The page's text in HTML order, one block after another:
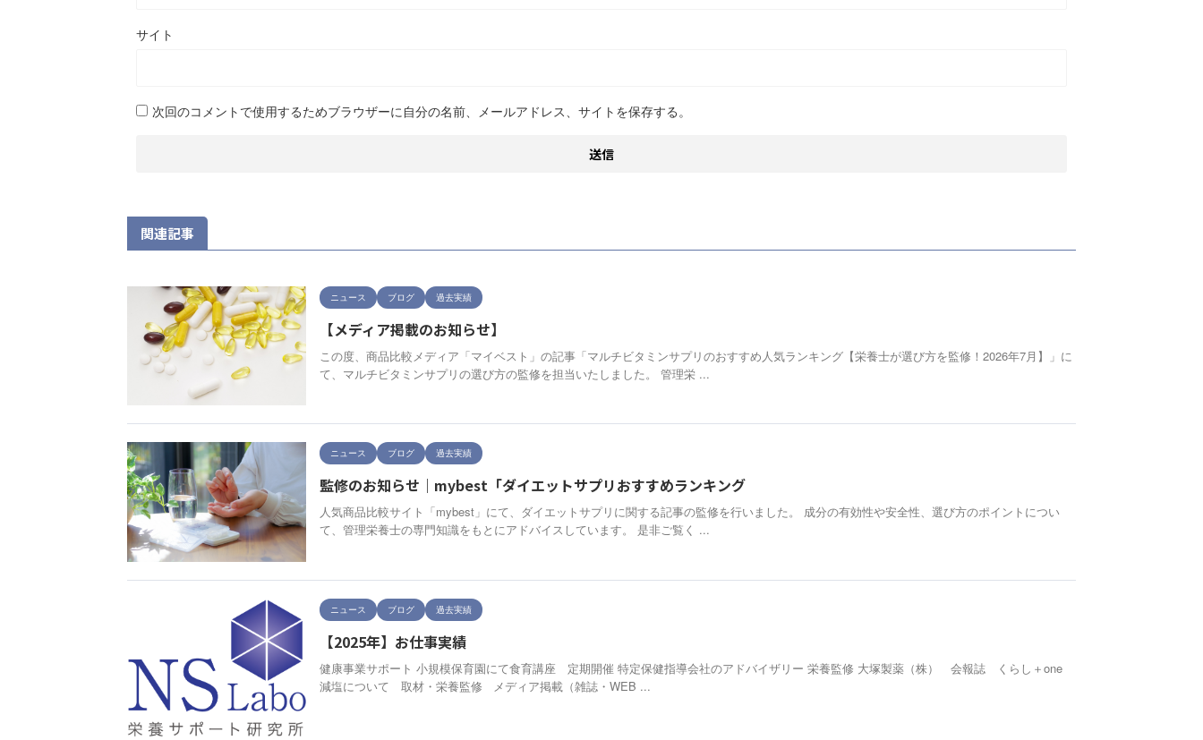
サイト
次回のコメントで使用するためブラウザーに自分の名前、メールアドレス、サイトを保存する。
関連記事
ニュース ブログ 過去実績
【メディア掲載のお知らせ】
この度、商品比較メディア「マイベスト」の記事「マルチビタミンサプリのおすすめ人気ランキング【栄養士が選び方を監修！2026年7月】」に
て、マルチビタミンサプリの選び方の監修を担当いたしました。 管理栄 ...
ニュース ブログ 過去実績
監修のお知らせ｜mybest「ダイエットサプリおすすめランキング
人気商品比較サイト「mybest」にて、ダイエットサプリに関する記事の監修を行いました。 成分の有効性や安全性、選び方のポイントについ
て、管理栄養士の専門知識をもとにアドバイスしています。 是非ご覧く ...
ニュース ブログ 過去実績
【2025年】お仕事実績
健康事業サポート 小規模保育園にて食育講座 定期開催 特定保健指導会社のアドバイザリー 栄養監修 大塚製薬（株） 会報誌 くらし＋one
減塩について 取材・栄養監修 メディア掲載（雑誌・WEB ...